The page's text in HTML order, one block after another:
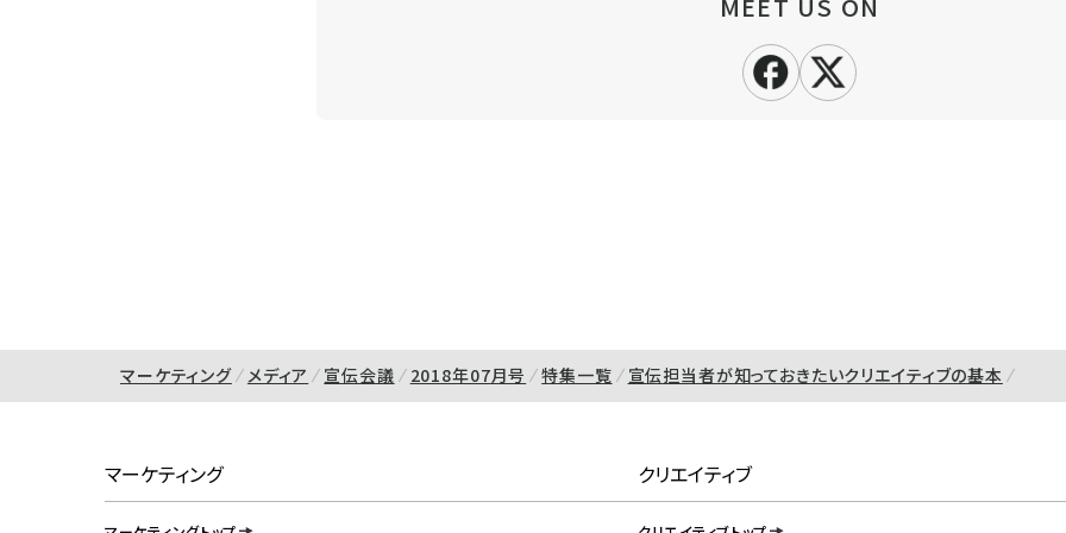
マーケティング メディア 宣伝会議 2018年07月号 特集一覧 宣伝担当者が知っておきたいクリエイティブの基本
マーケティング クリエイティブ